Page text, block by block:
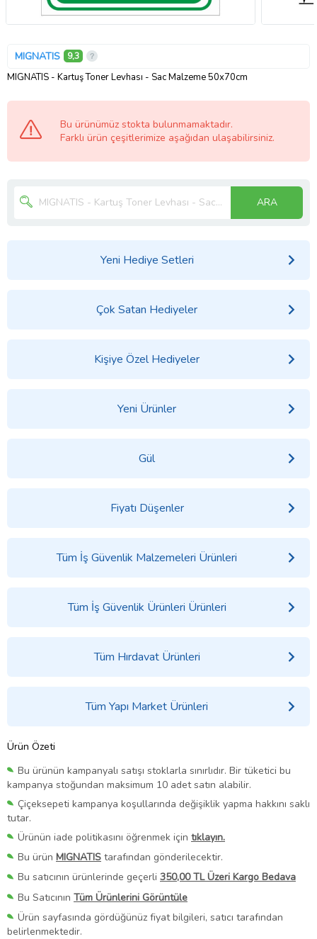
MIGNATIS 9,3
MIGNATIS - Kartuş Toner Levhası - Sac Malzeme 50x70cm
Bu ürünümüz stokta bulunmamaktadır.
Farklı ürün çeşitlerimize aşağıdan ulaşabilirsiniz.
ARA
Yeni Hediye Setleri
Çok Satan Hediyeler
Kişiye Özel Hediyeler
Yeni Ürünler
Gül
Fiyatı Düşenler
Tüm İş Güvenlik Malzemeleri Ürünleri
Tüm İş Güvenlik Ürünleri Ürünleri
Tüm Hırdavat Ürünleri
Tüm Yapı Market Ürünleri
Ürün Özeti
Bu ürünün kampanyalı satışı stoklarla sınırlıdır. Bir tüketici bu
kampanya stoğundan maksimum 10 adet satın alabilir.
Çiçeksepeti kampanya koşullarında değişiklik yapma hakkını saklı
tutar.
Ürünün iade politikasını öğrenmek için tıklayın.
Bu ürün MIGNATIS tarafından gönderilecektir.
Bu satıcının ürünlerinde geçerli 350,00 TL Üzeri Kargo Bedava
Bu Satıcının Tüm Ürünlerini Görüntüle
Ürün sayfasında gördüğünüz fiyat bilgileri, satıcı tarafından
belirlenmektedir.